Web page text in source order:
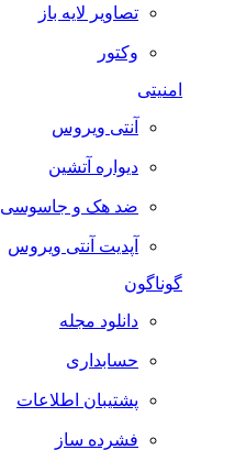
تصاویر لایه باز
وکتور
امنیتی
آنتی ویروس
دیواره آتشین
ضد هک و جاسوسی
آپدیت آنتی ویروس
گوناگون
دانلود مجله
حسابداری
پشتیبان اطلاعات
فشرده ساز